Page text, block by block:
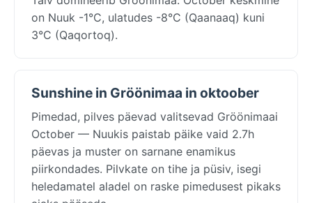
on Nuuk -1°C, ulatudes -8°C (Qaanaaq) kuni
3°C (Qaqortoq).
Sunshine in Gröönimaa in oktoober
Pimedad, pilves päevad valitsevad Gröönimaai
October — Nuukis paistab päike vaid 2.7h
päevas ja muster on sarnane enamikus
piirkondades. Pilvkate on tihe ja püsiv, isegi
heledamatel aladel on raske pimedusest pikaks